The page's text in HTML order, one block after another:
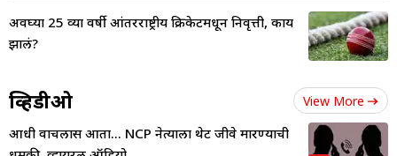
अवघ्या 25 व्या वर्षी आंतरराष्ट्रीय क्रिकेटमधून निवृत्ती, काय
झालं?
व्हिडीओ View More
आधी वाचलास आता... NCP नेत्याला थेट जीवे मारण्याची